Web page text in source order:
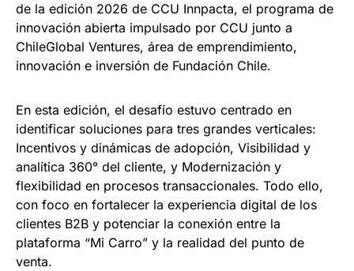
de la edición 2026 de CCU Innpacta, el programa de
innovación abierta impulsado por CCU junto a
ChileGlobal Ventures, área de emprendimiento,
innovación e inversión de Fundación Chile.
En esta edición, el desafío estuvo centrado en
identificar soluciones para tres grandes verticales:
Incentivos y dinámicas de adopción, Visibilidad y
analítica 360° del cliente, y Modernización y
flexibilidad en procesos transaccionales. Todo ello,
con foco en fortalecer la experiencia digital de los
clientes B2B y potenciar la conexión entre la
plataforma “Mi Carro” y la realidad del punto de
venta.